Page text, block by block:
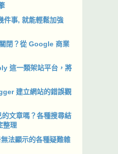
件事, 就能輕鬆加強
閉？從 Google 商業
這一類架站平台，將
建立網站的錯誤觀
文章嗎？各種搜尋結
整理
法顯示的各種疑難雜